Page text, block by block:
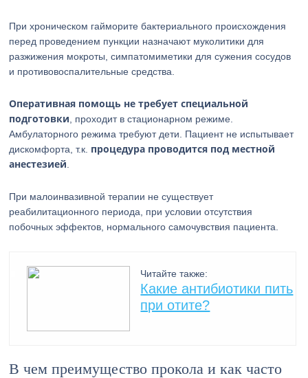
При хроническом гайморите бактериального происхождения
перед проведением пункции назначают муколитики для
разжижения мокроты, симпатомиметики для сужения сосудов
и противовоспалительные средства.
Оперативная помощь не требует специальной
подготовки , проходит в стационарном режиме.
Амбулаторного режима требуют дети. Пациент не испытывает
дискомфорта, т.к. процедура проводится под местной
анестезией
При малоинвазивной терапии не существует
реабилитационного периода, при условии отсутствия
побочных эффектов, нормального самочувствия пациента.
Читайте также:
Какие антибиотики пить
при отите?
В чем преимущество прокола и как часто